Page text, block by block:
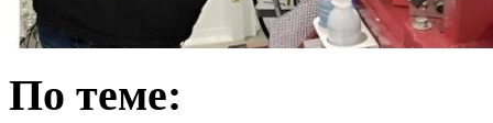
По теме: